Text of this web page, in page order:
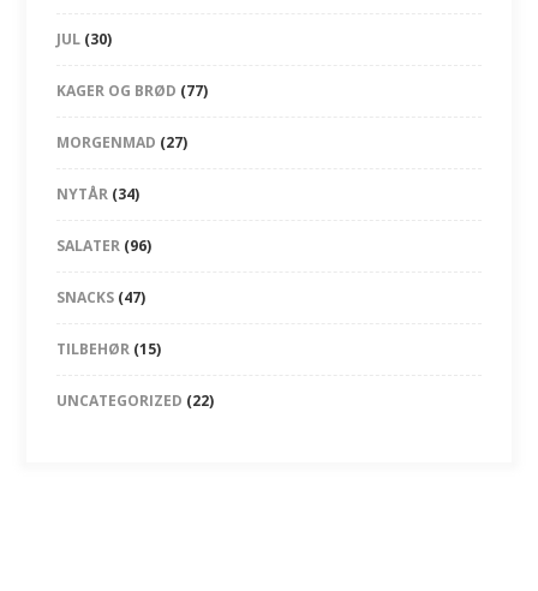
JUL (30)
KAGER OG BRØD (77)
MORGENMAD (27)
NYTÅR (34)
SALATER (96)
SNACKS (47)
TILBEHØR (15)
UNCATEGORIZED (22)